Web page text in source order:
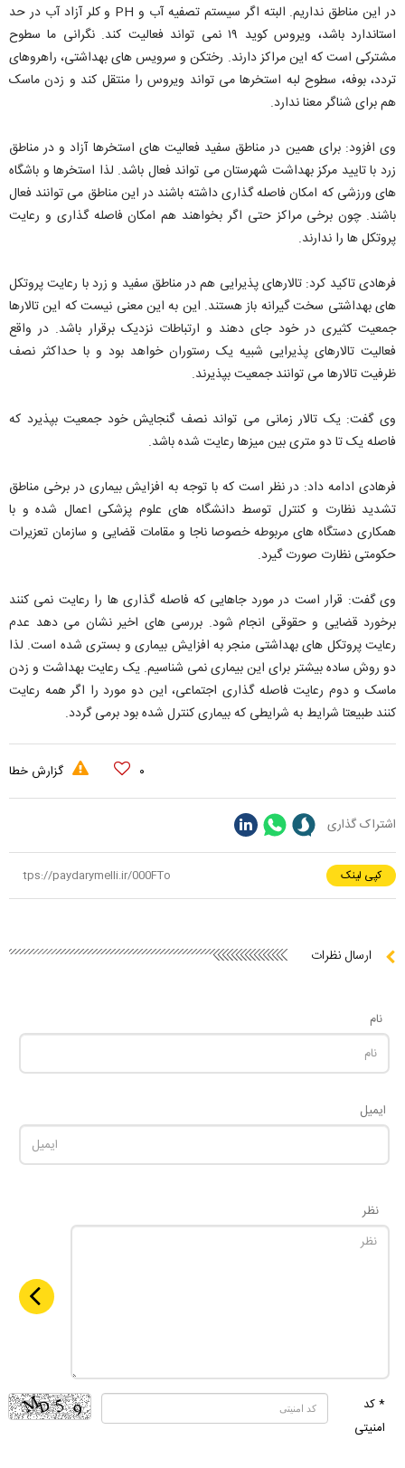
در این مناطق نداریم. البته اگر سیستم تصفیه آب و PH و کلر آزاد آب در حد
استاندارد باشد، ویروس کوید ۱۹ نمی تواند فعالیت کند. نگرانی ما سطوح
مشترکی است که این مراکز دارند. رختکن و سرویس های بهداشتی، راهروهای
تردد، بوفه، سطوح لبه استخرها می تواند ویروس را منتقل کند و زدن ماسک
هم برای شناگر معنا ندارد.
وی افزود: برای همین در مناطق سفید فعالیت های استخرها آزاد و در مناطق
زرد با تایید مرکز بهداشت شهرستان می تواند فعال باشد. لذا استخرها و باشگاه
های ورزشی که امکان فاصله گذاری داشته باشند در این مناطق می توانند فعال
باشند. چون برخی مراکز حتی اگر بخواهند هم امکان فاصله گذاری و رعایت
پروتکل ها را ندارند.
فرهادی تاکید کرد: تالارهای پذیرایی هم در مناطق سفید و زرد با رعایت پروتکل
های بهداشتی سخت گیرانه باز هستند. این به این معنی نیست که این تالارها
جمعیت کثیری در خود جای دهند و ارتباطات نزدیک برقرار باشد. در واقع
فعالیت تالارهای پذیرایی شبیه یک رستوران خواهد بود و با حداکثر نصف
ظرفیت تالارها می توانند جمعیت بپذیرند.
وی گفت: یک تالار زمانی می تواند نصف گنجایش خود جمعیت بپذیرد که
فاصله یک تا دو متری بین میزها رعایت شده باشد.
فرهادی ادامه داد: در نظر است که با توجه به افزایش بیماری در برخی مناطق
تشدید نظارت و کنترل توسط دانشگاه های علوم پزشکی اعمال شده و با
همکاری دستگاه های مربوطه خصوصا ناجا و مقامات قضایی و سازمان تعزیرات
حکومتی نظارت صورت گیرد.
وی گفت: قرار است در مورد جاهایی که فاصله گذاری ها را رعایت نمی کنند
برخورد قضایی و حقوقی انجام شود. بررسی های اخیر نشان می دهد عدم
رعایت پروتکل های بهداشتی منجر به افزایش بیماری و بستری شده است. لذا
دو روش ساده بیشتر برای این بیماری نمی شناسیم. یک رعایت بهداشت و زدن
ماسک و دوم رعایت فاصله گذاری اجتماعی، این دو مورد را اگر همه رعایت
کنند طبیعتا شرایط به شرایطی که بیماری کنترل شده بود برمی گردد.
۰ گزارش خطا
اشتراک گذاری
کپی لینک
ارسال نظرات
نام
ایمیل
نظر
* کد
امنیتی